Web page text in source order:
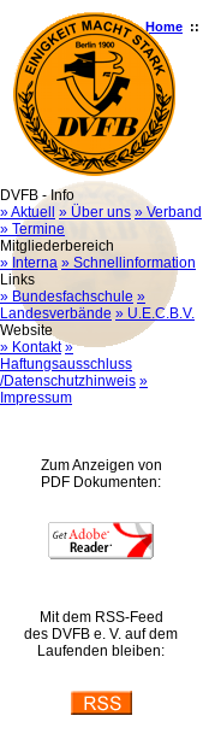
Home ::
DVFB - Info
» Aktuell
» Über uns » Verband
» Termine
Mitgliederbereich
» Interna » Schnellinformation
Links
» Bundesfachschule »
Landesverbände » U.E.C.B.V.
Website
» Kontakt »
Haftungsausschluss
/Datenschutzhinweis »
Impressum
Zum Anzeigen von
PDF Dokumenten:
Mit dem RSS-Feed
des DVFB e. V. auf dem
Laufenden bleiben: